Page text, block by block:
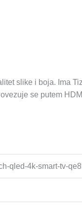
slike i boja. Ima
se putem
qled-4k-smart-tv-